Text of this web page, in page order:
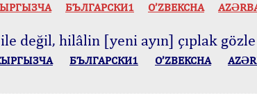
БЪЛГАРСКИ1 O’ZBEKCHA
değil, hilâlin [yeni ayın] çıplak
БЪЛГАРСКИ1 O’ZBEKCHA